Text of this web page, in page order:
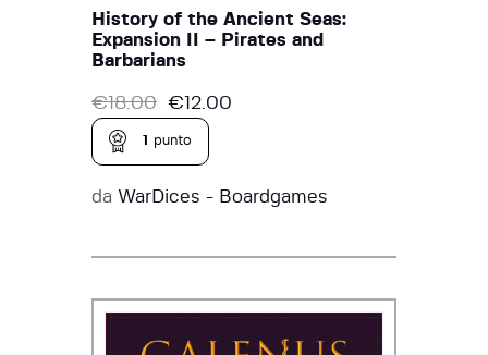
History of the Ancient Seas:
Expansion II – Pirates and
Barbarians
€18.00 €12.00
1 punto
da WarDices - Boardgames